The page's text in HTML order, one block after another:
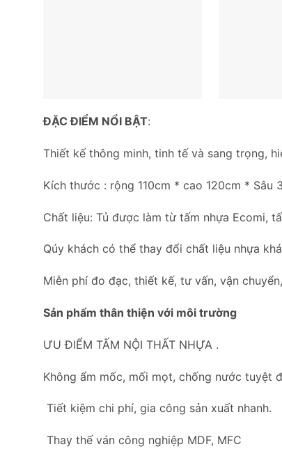
ĐẶC ĐIỂM NỔI BẬT:
Thiết kế thông minh, tinh tế và sang trọng,
Kích thước : rộng 110cm * cao 120cm * Sâu
Chất liệu: Tủ được làm từ tấm nhựa Ecomi,
Qúy khách có thể thay đổi chất liệu nhựa
Miễn phí đo đạc, thiết kế, tư vấn, vận
Sản phẩm thân thiện với môi trường
ƯU ĐIỂM TẤM NỘI THẤT NHỰA .
Không ẩm mốc, mối mọt, chống nước tuyệt
Tiết kiệm chi phí, gia công sản xuất nhanh.
Thay thế ván công nghiệp MDF, MFC